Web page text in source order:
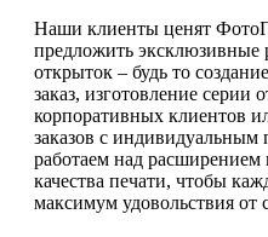
Наши клиенты ценят
предложить эксклюзивные
открыток – будь то
заказ, изготовление серии
корпоративных клиентов
заказов с
работаем над
качества печати, чтобы
максимум удовольствия от